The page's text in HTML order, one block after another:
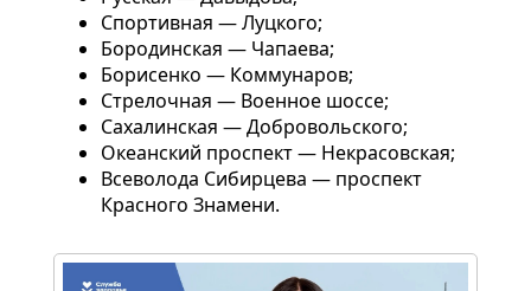
Спортивная — Луцкого;
Бородинская — Чапаева;
Борисенко — Коммунаров;
Стрелочная — Военное шоссе;
Сахалинская — Добровольского;
Океанский проспект — Некрасовская;
Всеволода Сибирцева — проспект
Красного Знамени.